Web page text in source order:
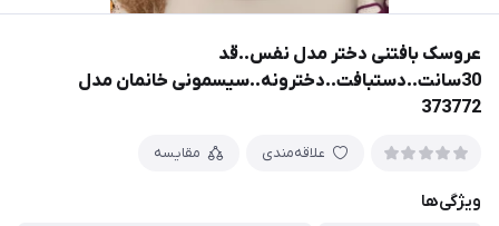
عروسک بافتنی دختر مدل نفس..قد
30سانت..دستبافت..دخترونه..سیسمونی خانمان مدل
373772
علاقه‌مندی مقایسه
ویژگی‌ها